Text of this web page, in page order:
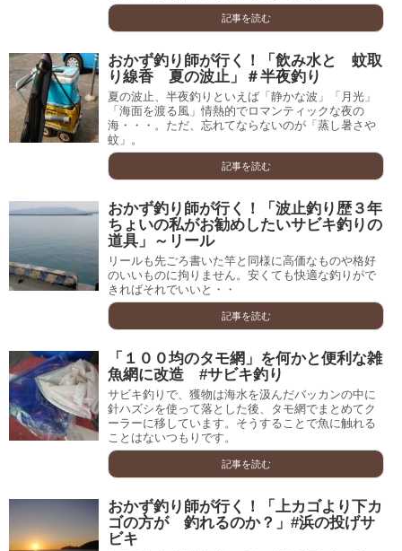
記事を読む
おかず釣り師が行く！「飲み水と 蚊取
り線香 夏の波止」＃半夜釣り
夏の波止、半夜釣りといえば「静かな波」「月光」
「海面を渡る風」情熱的でロマンティックな夜の
海・・・。ただ、忘れてならないのが「蒸し暑さや
蚊」。
記事を読む
おかず釣り師が行く！「波止釣り歴３年
ちょいの私がお勧めしたいサビキ釣りの
道具」～リール
リールも先ごろ書いた竿と同様に高価なものや格好
のいいものに拘りません。安くても快適な釣りがで
きればそれでいいと・・
記事を読む
「１００均のタモ網」を何かと便利な雑
魚網に改造 #サビキ釣り
サビキ釣りで、獲物は海水を汲んだバッカンの中に
針ハズシを使って落とした後、タモ網でまとめてク
ーラーに移しています。そうすることで魚に触れる
ことはないつもりです。
記事を読む
おかず釣り師が行く！「上カゴより下カ
ゴの方が 釣れるのか？」#浜の投げサ
ビキ